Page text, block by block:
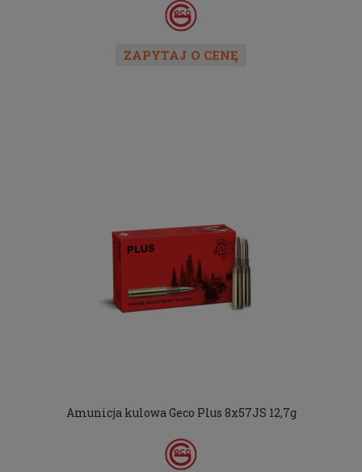
ZAPYTAJ O CENĘ
Amunicja kulowa Geco Plus 8x57JS 12,7g